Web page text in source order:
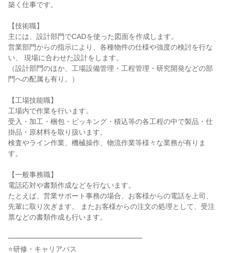
築く仕事です。
【技術職】
主には、設計部門でCADを使った図面を作成します。
営業部門からの指示により、各種物件の仕様や強度の検討を行な
い、 現場に合わせた設計をします。
（設計部門のほか、工場設備管理・工程管理・研究開発などの部
門への配属も有り。）
【工場技能職】
工場内で作業を行います。
受入・加工・梱包・ピッキング・積込等の各工程の中で製品・仕
掛品・原材料を取り扱います。
検査やライン作業、機械操作、物流作業等様々な業務が有りま
す。
【一般事務職】
電話応対や書類作成などを行ないます。
たとえば、営業サポート事務の場合、お客様からの電話を上司、
先輩に取り次ぎます。 またお客様からの注文の処理として、受注
票などの書類作成も行います。
━━━━━━━━━━━━━━━━━━━
⭐研修・キャリアパス